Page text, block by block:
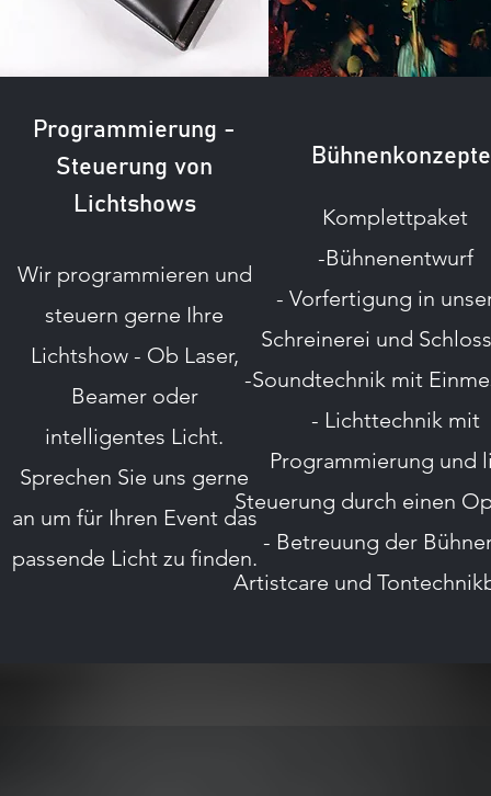
Programmierung -
Steuerung von
Lichtshows
Wir programmieren und
steuern gerne Ihre
Lichtshow - Ob Laser,
Beamer oder
intelligentes Licht.
Sprechen Sie uns gerne
an um für Ihren Event das
passende Licht zu finden.
Bühnenkonzepte
Komplettpaket
-Bühnenentwurf
- Vorfertigung in
Schreinerei und
-Soundtechnik mit
- Lichttechnik mit
Programmierung und
Steuerung durch einen
- Betreuung der
Artistcare und